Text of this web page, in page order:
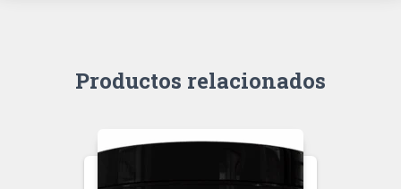
Productos relacionados